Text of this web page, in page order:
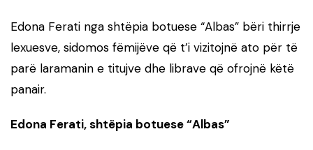
Edona Ferati nga shtëpia botuese “Albas” bëri thirrje
lexuesve, sidomos fëmijëve që t’i vizitojnë ato për të
parë laramanin e titujve dhe librave që ofrojnë këtë
panair.
Edona Ferati, shtëpia botuese “Albas”